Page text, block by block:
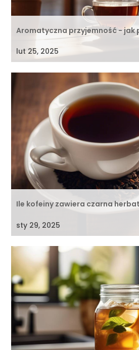
Aromatyczna przyjemność - jak
lut 25, 2025
Ile kofeiny zawiera czarna
sty 29, 2025